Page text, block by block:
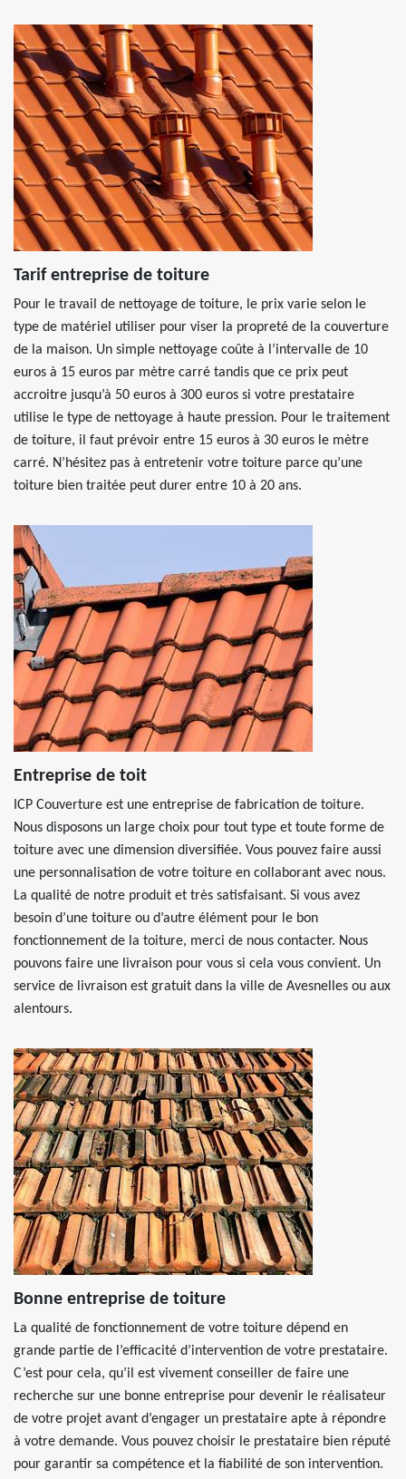
Tarif entreprise de toiture
Pour le travail de nettoyage de toiture, le prix varie selon le
type de matériel utiliser pour viser la propreté de la couverture
de la maison. Un simple nettoyage coûte à l’intervalle de 10
euros à 15 euros par mètre carré tandis que ce prix peut
accroitre jusqu’à 50 euros à 300 euros si votre prestataire
utilise le type de nettoyage à haute pression. Pour le traitement
de toiture, il faut prévoir entre 15 euros à 30 euros le mètre
carré. N’hésitez pas à entretenir votre toiture parce qu’une
toiture bien traitée peut durer entre 10 à 20 ans.
Entreprise de toit
ICP Couverture est une entreprise de fabrication de toiture.
Nous disposons un large choix pour tout type et toute forme de
toiture avec une dimension diversifiée. Vous pouvez faire aussi
une personnalisation de votre toiture en collaborant avec nous.
La qualité de notre produit et très satisfaisant. Si vous avez
besoin d’une toiture ou d’autre élément pour le bon
fonctionnement de la toiture, merci de nous contacter. Nous
pouvons faire une livraison pour vous si cela vous convient. Un
service de livraison est gratuit dans la ville de Avesnelles ou aux
alentours.
Bonne entreprise de toiture
La qualité de fonctionnement de votre toiture dépend en
grande partie de l’efficacité d’intervention de votre prestataire.
C’est pour cela, qu’il est vivement conseiller de faire une
recherche sur une bonne entreprise pour devenir le réalisateur
de votre projet avant d’engager un prestataire apte à répondre
à votre demande. Vous pouvez choisir le prestataire bien réputé
pour garantir sa compétence et la fiabilité de son intervention.